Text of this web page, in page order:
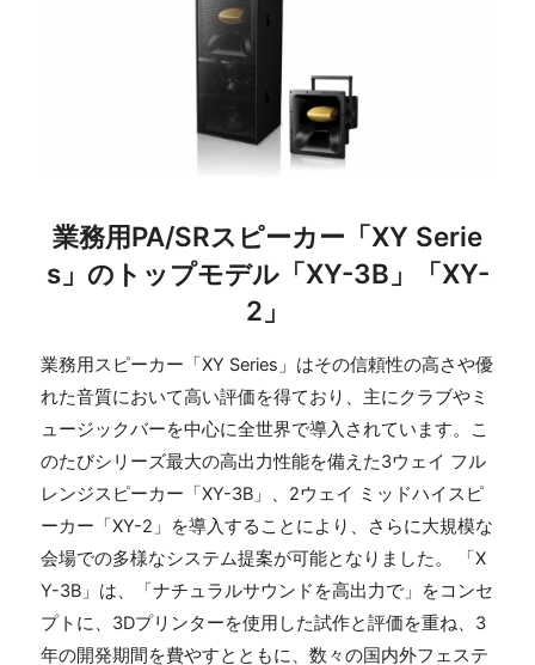
業務用PA/SRスピーカー「XY Serie
s」のトップモデル「XY-3B」「XY-
2」
業務用スピーカー「XY Series」はその信頼性の高さや優
れた音質において高い評価を得ており、主にクラブやミ
ュージックバーを中心に全世界で導入されています。こ
のたびシリーズ最大の高出力性能を備えた3ウェイ フル
レンジスピーカー「XY-3B」、2ウェイ ミッドハイスピ
ーカー「XY-2」を導入することにより、さらに大規模な
会場での多様なシステム提案が可能となりました。 「X
Y-3B」は、「ナチュラルサウンドを高出力で」をコンセ
プトに、3Dプリンターを使用した試作と評価を重ね、3
年の開発期間を費やすとともに、数々の国内外フェステ